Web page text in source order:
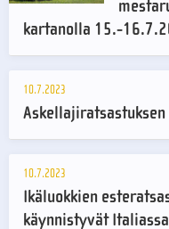
kartanolla 15.-
10.7.2023
10.7.2023
Ikäluokkien
käynnistyvät